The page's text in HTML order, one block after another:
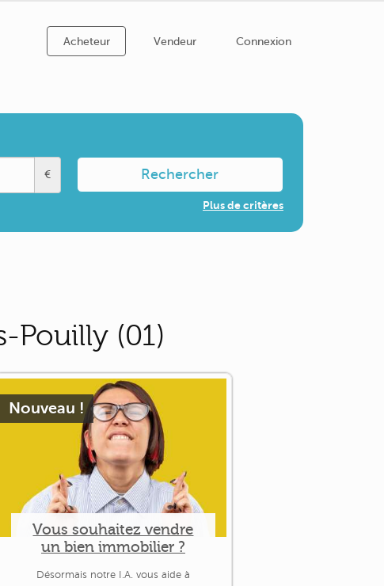
Acheteur Vendeur Connexion
€ Rechercher
Plus de critères
Pouilly (01)
Nouveau !
Vous souhaitez vendre
un bien immobilier ?
Désormais notre I.A. vous aide à